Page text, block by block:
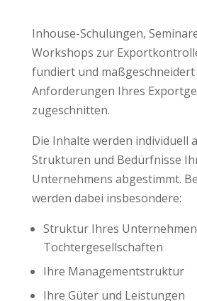
Inhouse-Schulungen,
Workshops zur
fundiert und maßgeschneidert
Anforderungen Ihres
zugeschnitten.
Die Inhalte werden individuell
Strukturen und Bedürfnisse
Unternehmens abgestimmt.
werden dabei insbesondere:
Struktur Ihres
Tochtergesellschaften
Ihre Managementstruktur
Ihre Güter und Leistungen